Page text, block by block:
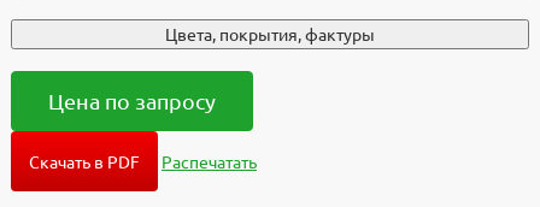
Цвета, покрытия, фактуры
Цена по запросу
Скачать в PDF Распечатать